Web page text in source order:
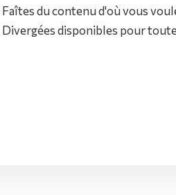
Faîtes du contenu d'où vous
Divergées disponibles pour